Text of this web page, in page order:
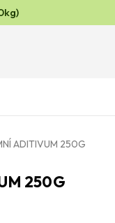
ADITIVUM 250G
250G